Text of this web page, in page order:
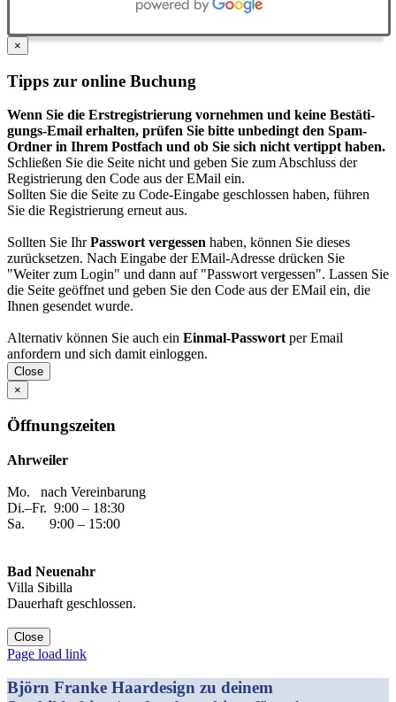
×
Tipps zur online Buchung
Wenn Sie die Erst­regis­trierung vor­nehmen und keine Bestäti­
gungs-Email erhalten, prüfen Sie bitte unbedingt den Spam-
Ordner in Ihrem Post­fach und ob Sie sich nicht vertippt haben.
Schließen Sie die Seite nicht und geben Sie zum Abschluss der
Registrierung den Code aus der EMail ein.
Sollten Sie die Seite zu Code-Eingabe geschlossen haben, führen
Sie die Registrierung erneut aus.
Sollten Sie IhrPasswort vergessen haben, können Sie dieses
zurück­setzen. Nach Eingabe der EMail-Adresse drücken Sie
"Weiter zum Login" und dann auf "Passwort vergessen". Lassen Sie
die Seite geöffnet und geben Sie den Code aus der EMail ein, die
Ihnen gesendet wurde.
Alternativ können Sie auch ein Einmal-Passwort per Email
anfordern und sich damit einloggen.
Close
×
Öffnungszeiten
Ahrweiler
Mo. nach Vereinbarung
Di.–Fr. 9:00 – 18:30
Sa. 9:00 – 15:00
Bad Neuenahr
Villa Sibilla
Dauerhaft geschlossen.
Close
Facebook
Instagram
YouTube
Yelp
WhatsApp
E-
Page load link
Björn Franke Haardesign zu deinem